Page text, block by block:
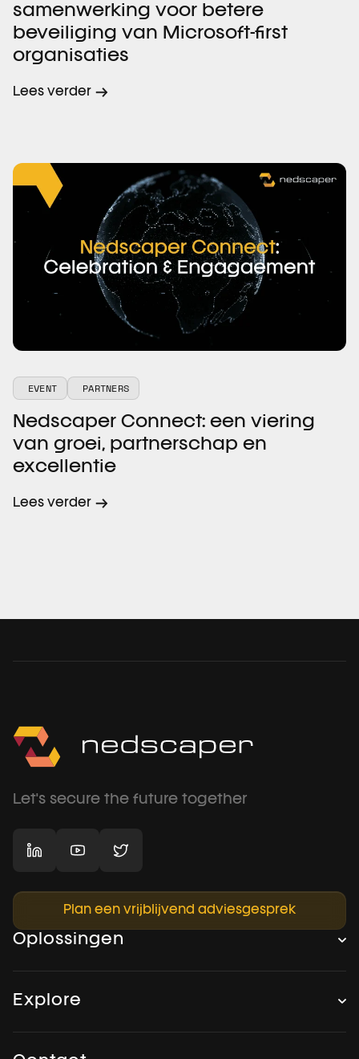
samenwerking voor betere
beveiliging van Microsoft-first
organisaties
Lees verder
EVENT PARTNERS
Nedscaper Connect: een viering
van groei, partnerschap en
excellentie
Lees verder
Let's secure the future together
Plan een vrijblijvend adviesgesprek
Oplossingen
Explore